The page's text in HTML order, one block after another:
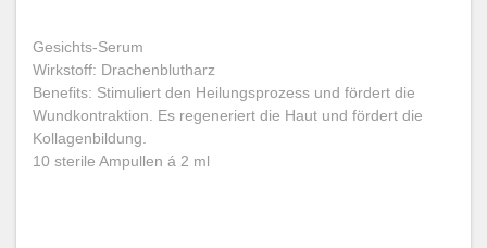
Gesichts-Serum
Wirkstoff: Drachenblutharz
Benefits: Stimuliert den Heilungsprozess und fördert die
Wundkontraktion. Es regeneriert die Haut und fördert die
Kollagenbildung.
10 sterile Ampullen á 2 ml